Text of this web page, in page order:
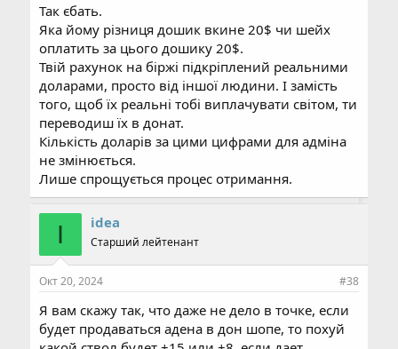
Так єбать.
Яка йому різниця дошик вкине 20$ чи шейх
оплатить за цього дошику 20$.
Твій рахунок на біржі підкріплений реальними
доларами, просто від іншої людини. І замість
того, щоб їх реальні тобі виплачувати світом, ти
переводиш їх в донат.
Кількість доларів за цими цифрами для адміна
не змінюється.
Лише спрощується процес отримання.
I idea
Старший лейтенант
Окт 20, 2024 #38
Я вам скажу так, что даже не дело в точке, если
будет продаваться адена в дон шопе, то похуй